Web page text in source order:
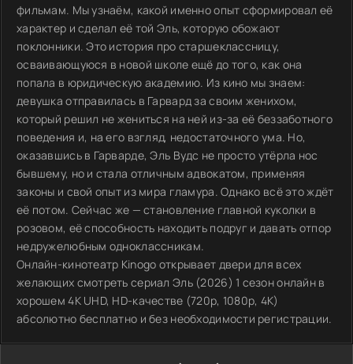
фильмам. Мы узнаём, какой именно опыт сформировал её
характер и сделал её той Эль, которую обожают
поклонники. Это история про старшеклассницу,
осваивающуюся в новой школе ещё до того, как она
попала в юридическую академию. Из кино мы знаем:
девушка отправилась в Гарвард за своим женихом,
который решил не жениться на ней из-за её беззаботного
поведения и, на его взгляд, недостаточного ума. Но,
оказавшись в Гарварде, Эль Вудс не просто утёрла нос
бывшему, но и стала отличным адвокатом, применяя
законы и свой опыт из мира гламура. Однако всё это ждёт
её потом. Сейчас же — становление главной куколки в
розовом, её способность находить подруг и давать отпор
недружелюбным одноклассникам.
Онлайн-кинотеатр Kinogo открывает двери для всех
желающих смотреть сериал Эль (2026) 1 сезон онлайн в
хорошем 4K UHD, HD-качестве (720p, 1080p, 4K)
абсолютно бесплатно и без необходимости регистрации.